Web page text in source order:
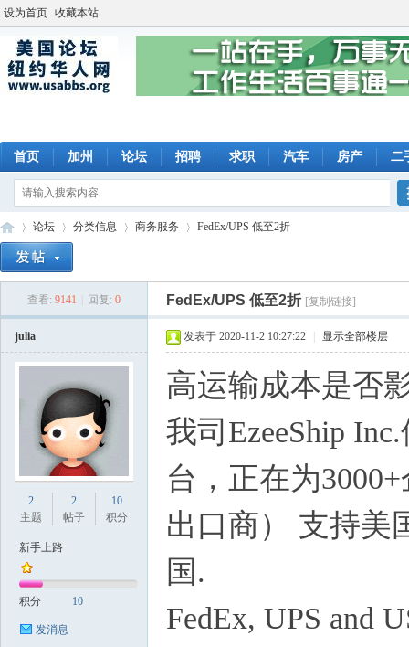
设为首页 收藏本站
首页 加州 论坛 招聘 求职 汽车 房产 二
论坛
›
分类信息
›
商务服务
›
FedEx/UPS 低至2折
查看: 9141 回复: 0 FedEx/UPS 低至2折 [复制链接]
julia
2
主题
2
帖子
10
积分
新手上路
积分 10
发消息
发表于 2020-11-2 10:27:22 显示全部楼层
高运输成本是否
我司EzeeShip Inc.
台，正在为3000+
出口商）
支持美
国 .
FedEx, UPS and